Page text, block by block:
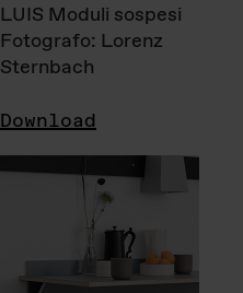
LUIS Moduli sospesi
Fotografo: Lorenz
Sternbach
Download